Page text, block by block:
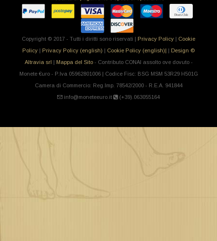
Copyright © 2017 - Tutti i diritti sono riservati | Privacy Policy | Cookie
Policy | Privacy Policy (english) | Cookie Policy (english)| | Design ©
Altravia srl | Mappa del Sito- Contributo CONAI assolto ove dovuto -
Monete €uro - P.Iva 05962801006 | Codice Fisc: BSG MSM 53R29 H501G
Camera di Commercio: Reg.Imp. 78542/2000 - R.E.A. 941844
info@moneteeuro.it
(+39).063055164